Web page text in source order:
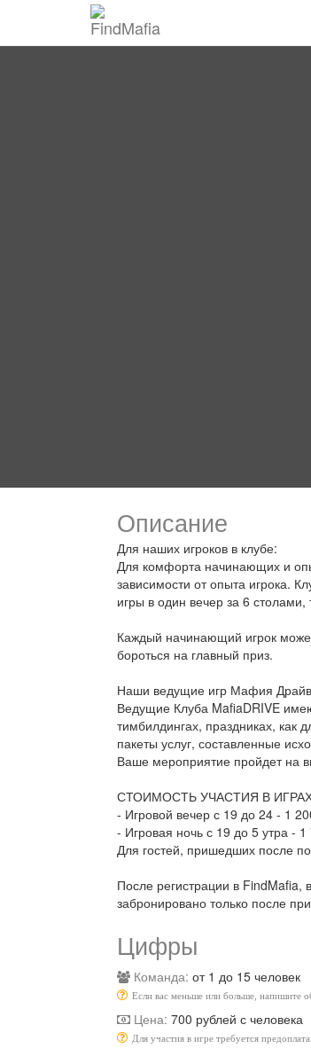
Описание
Для наших игроков в клубе:
Для комфорта начинающих и
зависимости от опыта игрока.
игры в один вечер за 6 столами,
Каждый начинающий игрок
бороться на главный приз.
Наши ведущие игр Мафия Драйв
Ведущие Клуба MafiaDRIVE
тимбилдингах, праздниках, как
пакеты услуг, составленные
Ваше мероприятие пройдет на
СТОИМОСТЬ УЧАСТИЯ В
- Игровой вечер с 19 до 24 - 1
- Игровая ночь с 19 до 5 утра -
Для гостей, пришедших после
После регистрации в FindMafia,
забронировано только после
Цифры
Команда: от 1 до 15 человек
Если вас меньше или больше, напишите
Цена: 700 рублей с человека
Для участия в игре требуется